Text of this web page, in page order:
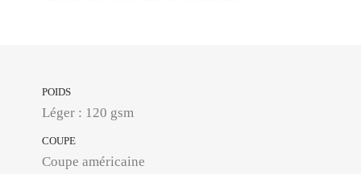
POIDS
Léger : 120 gsm
COUPE
Coupe américaine